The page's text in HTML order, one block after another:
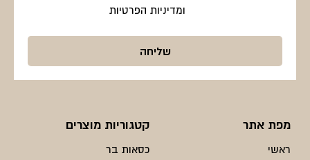
מפת אתר
ראשי
קטגוריות מוצרים
כסאות בר
ומדיניות הפרטיות